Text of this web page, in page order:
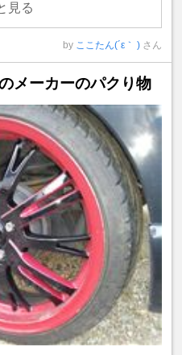
見る
by ここたん(´ε｀ ) さん
メーカーのパクり物